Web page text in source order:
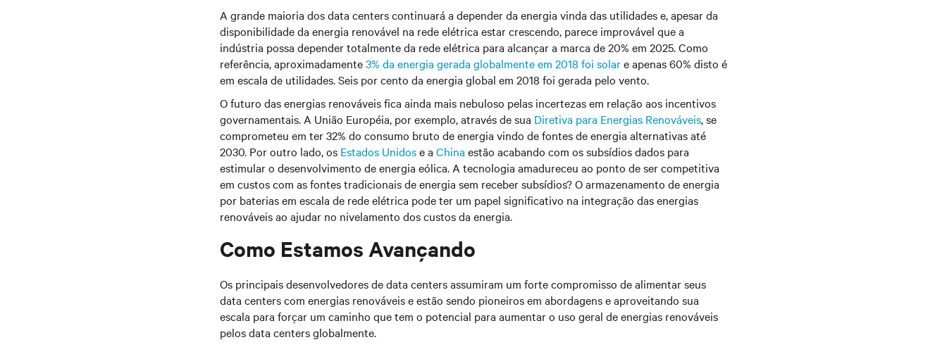
A grande maioria dos data centers continuará a depender da energia vinda das utilidades e, apesar da
disponibilidade da energia renovável na rede elétrica estar crescendo, parece improvável que a
indústria possa depender totalmente da rede elétrica para alcançar a marca de 20% em 2025. Como
referência, aproximadamente3% da energia gerada globalmente em 2018 foi solare apenas 60% disto é
em escala de utilidades. Seis por cento da energia global em 2018 foi gerada pelo vento.
O futuro das energias renováveis fica ainda mais nebuloso pelas incertezas em relação aos incentivos
governamentais. A União Européia, por exemplo, através de sua Diretiva para Energias Renováveis, se
comprometeu em ter 32% do consumo bruto de energia vindo de fontes de energia alternativas até
2030. Por outro lado, os Estados Unidose a China estão acabando com os subsídios dados para
estimular o desenvolvimento de energia eólica. A tecnologia amadureceu ao ponto de ser competitiva
em custos com as fontes tradicionais de energia sem receber subsídios? O armazenamento de energia
por baterias em escala de rede elétrica pode ter um papel significativo na integração das energias
renováveis ao ajudar no nivelamento dos custos da energia.
Como Estamos Avançando
Os principais desenvolvedores de data centers assumiram um forte compromisso de alimentar seus
data centers com energias renováveis e estão sendo pioneiros em abordagens e aproveitando sua
escala para forçar um caminho que tem o potencial para aumentar o uso geral de energias renováveis
pelos data centers globalmente.